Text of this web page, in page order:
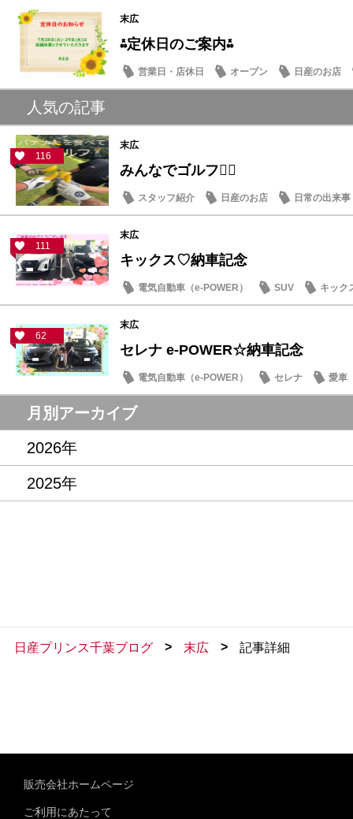
末広
⁂定休日のご案内⁂
営業日・店休日 オープン 日産のお店
人気の記事
116
末広
みんなでゴルフ🏌️‍♂️
スタッフ紹介 日産のお店 日常の出来事
111
末広
キックス♡納車記念
電気自動車（e-POWER） SUV キック
62
末広
セレナ e-POWER☆納車記念
電気自動車（e-POWER） セレナ 愛車
月別アーカイブ
2026年
2025年
日産プリンス千葉ブログ > 末広 > 記事詳細
販売会社ホームページ
ご利用にあたって